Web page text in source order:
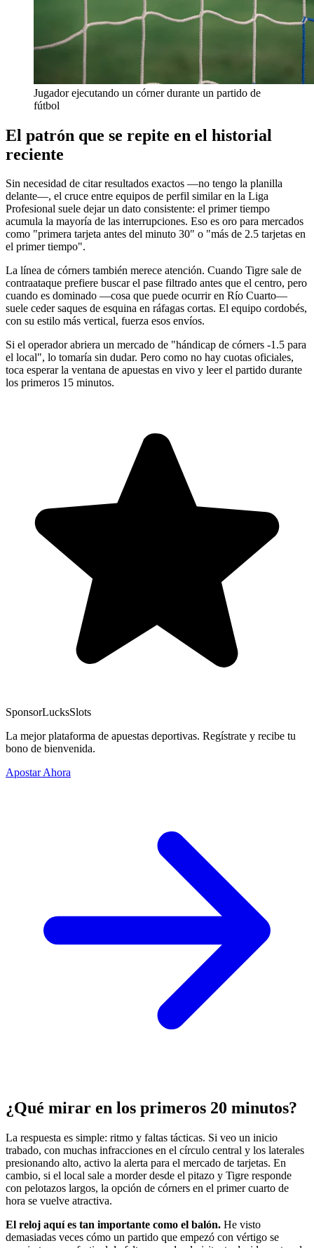
Jugador ejecutando un córner durante un partido de
fútbol
El patrón que se repite en el historial
reciente
Sin necesidad de citar resultados exactos —no tengo la planilla
delante—, el cruce entre equipos de perfil similar en la Liga
Profesional suele dejar un dato consistente: el primer tiempo
acumula la mayoría de las interrupciones. Eso es oro para mercados
como "primera tarjeta antes del minuto 30" o "más de 2.5 tarjetas en
el primer tiempo".
La línea de córners también merece atención. Cuando Tigre sale de
contraataque prefiere buscar el pase filtrado antes que el centro, pero
cuando es dominado —cosa que puede ocurrir en Río Cuarto—
suele ceder saques de esquina en ráfagas cortas. El equipo cordobés,
con su estilo más vertical, fuerza esos envíos.
Si el operador abriera un mercado de "hándicap de córners -1.5 para
el local", lo tomaría sin dudar. Pero como no hay cuotas oficiales,
toca esperar la ventana de apuestas en vivo y leer el partido durante
los primeros 15 minutos.
SponsorLucksSlots
La mejor plataforma de apuestas deportivas. Regístrate y recibe tu
bono de bienvenida.
Apostar Ahora
¿Qué mirar en los primeros 20 minutos?
La respuesta es simple: ritmo y faltas tácticas. Si veo un inicio
trabado, con muchas infracciones en el círculo central y los laterales
presionando alto, activo la alerta para el mercado de tarjetas. En
cambio, si el local sale a morder desde el pitazo y Tigre responde
con pelotazos largos, la opción de córners en el primer cuarto de
hora se vuelve atractiva.
El reloj aquí es tan importante como el balón. He visto
demasiadas veces cómo un partido que empezó con vértigo se